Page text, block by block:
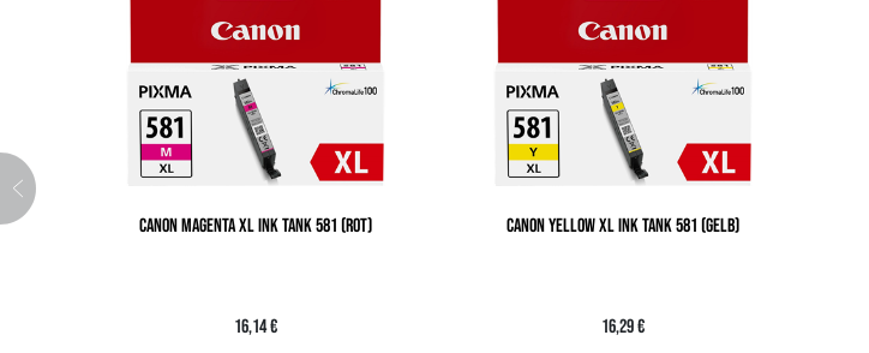
CANON MAGENTA XL INK TANK 581 (ROT)
16,14 €
CANON YELLOW XL INK TANK 581 (GELB)
16,29 €